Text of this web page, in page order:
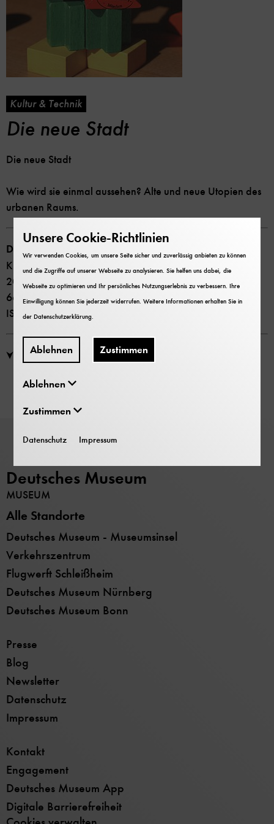
Kultur & Technik
Die neue Stadt
Die neue Stadt
Wie wird sie einmal aussehen? Alte und neue Utopien des
urbanen Raums.
Die neue Stadt
Kultur und Technik Heft 4 (2007)
2007 Deutsches Museum und C.H.Beck
66 Seiten
ISSN 0344-5690
PDF Download: Kultur und Technik Heft 4, 2007
Deutsches Museum
MUSEUM
Alle Standorte
Deutsches Museum - Museumsinsel
Verkehrszentrum
Flugwerft Schleißheim
Deutsches Museum Nürnberg
Deutsches Museum Bonn
Presse
Blog
Newsletter
Datenschutz
Impressum
Kontakt
Engagement
Deutsches Museum App
Digitale Barrierefreiheit
Unsere Cookie-Richtlinien
Wir verwenden Cookies, um unsere Seite sicher und zuverlässig anbieten zu können
und die Zugriffe auf unserer Webseite zu analysieren. Sie helfen uns dabei, die
Webseite zu optimieren und Ihr persönliches Nutzungserlebnis zu verbessern. Ihre
Einwilligung können Sie jederzeit widerrufen. Weitere Informationen erhalten Sie in
derDatenschutzerklärung.
Ablehnen Zustimmen
Ablehnen
Zustimmen
Datenschutz Impressum